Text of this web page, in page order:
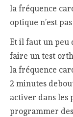
la fréquence
optique n’est
Et il faut un peu
faire un test
la fréquence
2 minutes
activer dans les
programmer